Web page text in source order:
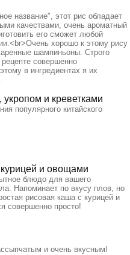
название", этот рис обладает
качествами, очень ароматный
его сможет любой
хорошо к этому рису
шампиньоны. Строго
совершенно
в ингредиентах я их
и креветками
популярного китайского
и овощами
блюдо для вашего
Напоминает по вкусу плов, но
рисовая каша с курицей и
совершенно просто!
и очень вкусным!